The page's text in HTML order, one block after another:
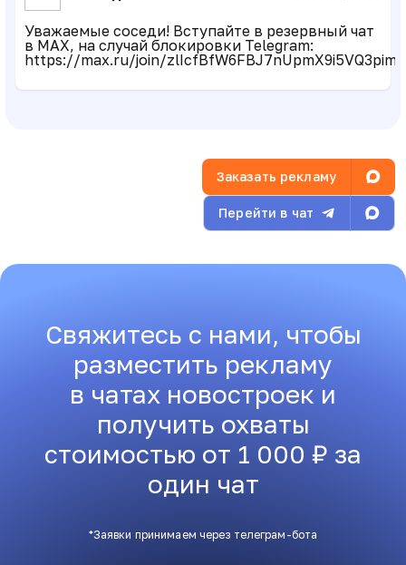
Уважаемые соседи! Вступайте в резервный чат
в MAX, на случай блокировки Telegram:
https://max.ru/join/
Заказать рекламу
Перейти в чат
Свяжитесь с нами, чтобы
разместить рекламу
в чатах новостроек и
получить охваты
стоимостью от 1 000 ₽ за
один чат
*Заявки принимаем через телеграм-бота